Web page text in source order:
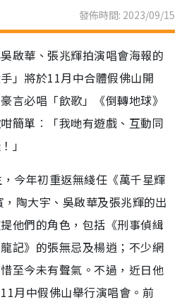
發佈時間: 2023/09/15
啟華、張兆輝拍演唱會海報的
」將於11月中合體假佛山開
言必唱「飲歌」《倒轉地球》
簡單︰「我哋有遊戲、互動同
」
今年初重返無綫任《萬千星輝
陶大宇、吳啟華及張兆輝的出
他們的角色，包括《刑事偵緝
記》的張無忌及楊逍；不少網
至今未有聲氣。不過，近日他
月中假佛山舉行演唱會。前